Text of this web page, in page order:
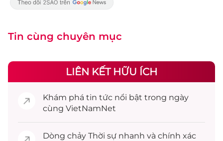
Tin cùng chuyên mục
LIÊN KẾT HỮU ÍCH
Khám phá tin tức nổi bật trong ngày
cùng VietNamNet
Dòng chảy Thời sự nhanh và chính xác